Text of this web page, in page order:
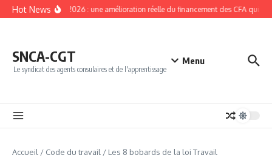
Aller au contenu
Hot NewsNPEC 2026 : une amélioration réelle du financement des CFA qui
SNCA-CGT
Le syndicat des agents consulaires et de l'apprentissage
Menu
Accueil / Code du travail / Les 8 bobards de la loi Travail